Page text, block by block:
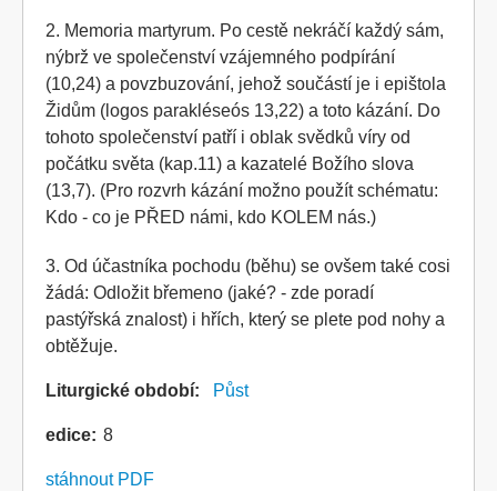
2. Memoria martyrum. Po cestě nekráčí každý sám,
nýbrž ve společenství vzájemného podpírání
(10,24) a povzbuzování, jehož součástí je i epištola
Židům (logos parakléseós 13,22) a toto kázání. Do
tohoto společenství patří i oblak svědků víry od
počátku světa (kap.11) a kazatelé Božího slova
(13,7). (Pro rozvrh kázání možno použít schématu:
Kdo - co je PŘED námi, kdo KOLEM nás.)
3. Od účastníka pochodu (běhu) se ovšem také cosi
žádá: Odložit břemeno (jaké? - zde poradí
pastýřská znalost) i hřích, který se plete pod nohy a
obtěžuje.
Liturgické období Půst
edice 8
stáhnout PDF